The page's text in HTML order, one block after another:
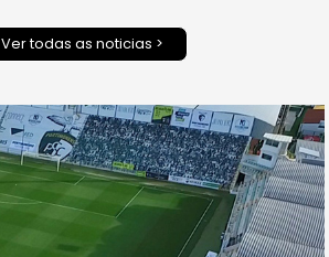
preparação
Ver todas as noticias >